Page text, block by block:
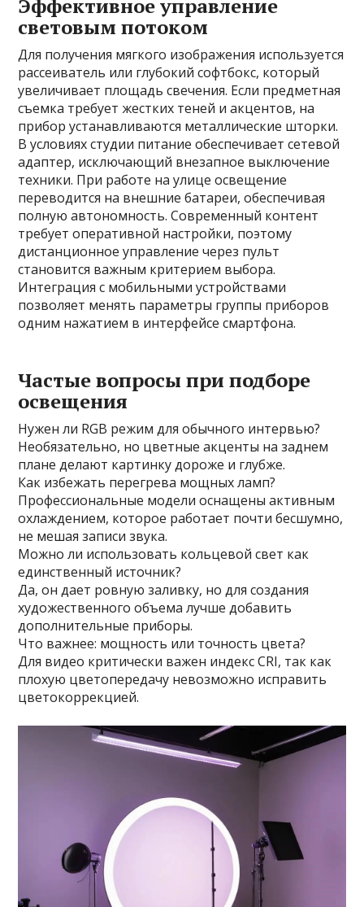
Эффективное управление
световым потоком
Для получения мягкого изображения используется
рассеиватель или глубокий софтбокс, который
увеличивает площадь свечения. Если предметная
съемка требует жестких теней и акцентов, на
прибор устанавливаются металлические шторки.
В условиях студии питание обеспечивает сетевой
адаптер, исключающий внезапное выключение
техники. При работе на улице освещение
переводится на внешние батареи, обеспечивая
полную автономность. Современный контент
требует оперативной настройки, поэтому
дистанционное управление через пульт
становится важным критерием выбора.
Интеграция с мобильными устройствами
позволяет менять параметры группы приборов
одним нажатием в интерфейсе смартфона.
Частые вопросы при подборе
освещения
Нужен ли RGB режим для обычного интервью?
Необязательно, но цветные акценты на заднем
плане делают картинку дороже и глубже.
Как избежать перегрева мощных ламп?
Профессиональные модели оснащены активным
охлаждением, которое работает почти бесшумно,
не мешая записи звука.
Можно ли использовать кольцевой свет как
единственный источник?
Да, он дает ровную заливку, но для создания
художественного объема лучше добавить
дополнительные приборы.
Что важнее: мощность или точность цвета?
Для видео критически важен индекс CRI, так как
плохую цветопередачу невозможно исправить
цветокоррекцией.